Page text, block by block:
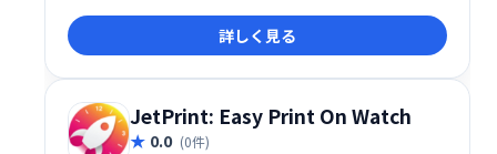
現します。
詳しく見る
JetPrint: Easy Print On Watch
0.0 (0件)